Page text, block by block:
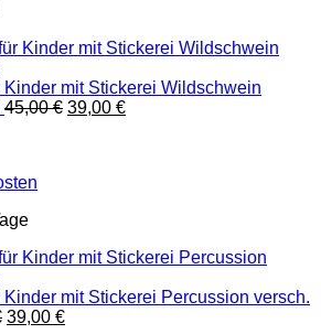
Kinder mit Stickerei Wildschwein
45,00€ Ursprünglicher
39,00 €Aktueller
mit Stickerei Percussion versch.
Ursprünglicher
39,00 €Aktueller